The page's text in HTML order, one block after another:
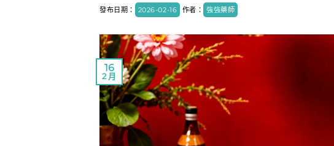
發布日期： 2026-02-16 作者： 強強藥師
16
2 月